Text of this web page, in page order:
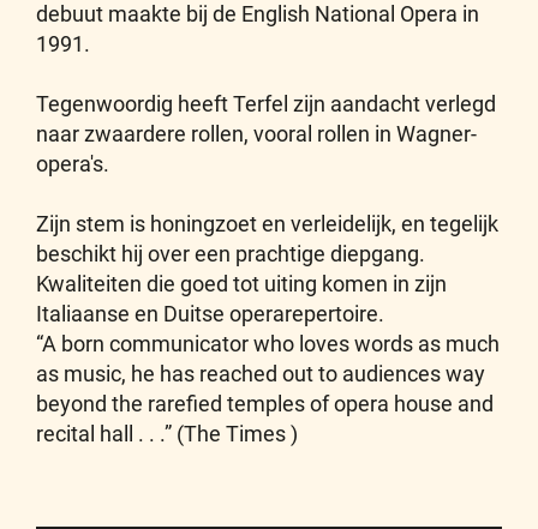
debuut maakte bij de English National Opera in
1991.
Tegenwoordig heeft Terfel zijn aandacht verlegd
naar zwaardere rollen, vooral rollen in Wagner-
opera's.
Zijn stem is honingzoet en verleidelijk, en tegelijk
beschikt hij over een prachtige diepgang.
Kwaliteiten die goed tot uiting komen in zijn
Italiaanse en Duitse operarepertoire.
“A born communicator who loves words as much
as music, he has reached out to audiences way
beyond the rarefied temples of opera house and
recital hall . . .” (The Times )